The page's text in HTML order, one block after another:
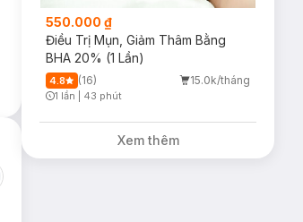
550.000 ₫
Điều Trị Mụn, Giảm Thâm Bằng
BHA 20% (1 Lần)
4.8 (16) 15.0k/tháng
1 lần 43 phút
Xem thêm